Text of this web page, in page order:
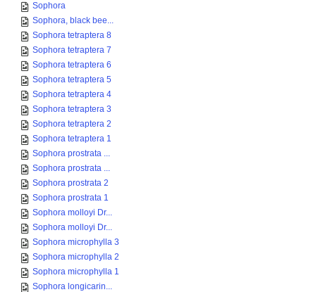
Sophora
Sophora, black bee...
Sophora tetraptera 8
Sophora tetraptera 7
Sophora tetraptera 6
Sophora tetraptera 5
Sophora tetraptera 4
Sophora tetraptera 3
Sophora tetraptera 2
Sophora tetraptera 1
Sophora prostrata ...
Sophora prostrata ...
Sophora prostrata 2
Sophora prostrata 1
Sophora molloyi Dr...
Sophora molloyi Dr...
Sophora microphylla 3
Sophora microphylla 2
Sophora microphylla 1
Sophora longicarin...